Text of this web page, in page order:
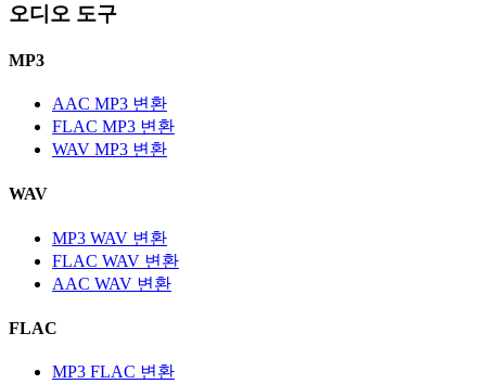
오디오 도구
MP3
AAC MP3 변환
FLAC MP3 변환
WAV MP3 변환
WAV
MP3 WAV 변환
FLAC WAV 변환
AAC WAV 변환
FLAC
MP3 FLAC 변환